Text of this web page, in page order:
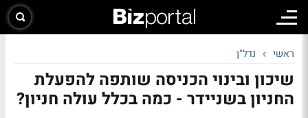
ראשי נדל"ן
שיכון ובינוי הכניסה שותפה להפעלת
החניון בשניידר - כמה בכלל עולה חניון?